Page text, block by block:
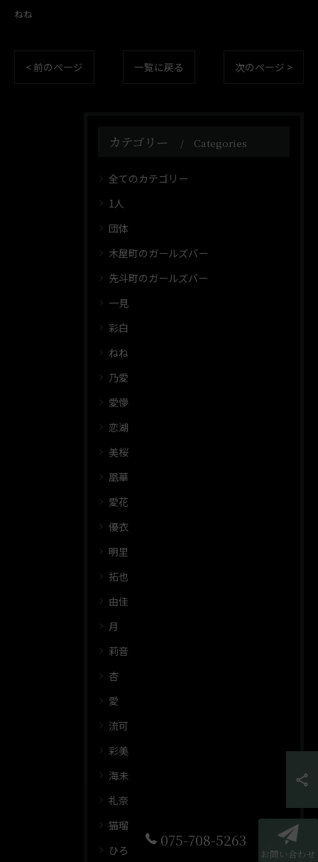
ねね
< 前のページ 一覧に戻る 次のページ >
カテゴリー Categories
全てのカテゴリー
1人
団体
木屋町のガールズバー
先斗町のガールズバー
一見
彩白
ねね
乃愛
愛懜
恋湖
美桜
凰華
愛花
優衣
明里
拓也
由佳
月
莉音
杏
愛
流可
彩美
海未
礼奈
猫瑠
ひろ
075-708-5263
お問い合わせ